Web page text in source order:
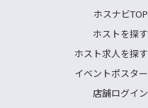
ホスナビTOP
ホストを探す
ホスト求人を探す
イベントポスター
店舗ログイン